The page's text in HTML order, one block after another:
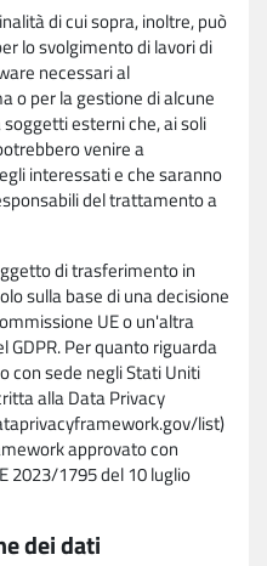
di cui sopra, inoltre, può
lo svolgimento di lavori di
necessari al
o per la gestione di alcune
esterni che, ai soli
venire a
interessati e che saranno
del trattamento a
di trasferimento in
sulla base di una decisione
UE o un'altra
GDPR. Per quanto riguarda
con sede negli Stati Uniti
alla Data Privacy
list)
approvato con
2023/1795 del 10 luglio
dei dati